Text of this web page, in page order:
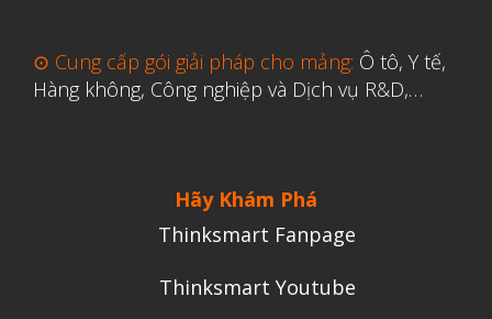
⊙ Cung cấp gói giải pháp cho mảng: Ô tô, Y tế,
Hàng không, Công nghiệp và Dịch vụ R&D,…
Hãy Khám Phá
Thinksmart Fanpage
Thinksmart Youtube